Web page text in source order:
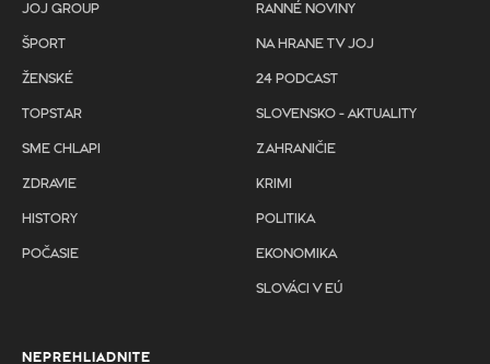
JOJ GROUP
ŠPORT
ŽENSKÉ
TOPSTAR
SME CHLAPI
ZDRAVIE
HISTORY
POČASIE
RANNÉ NOVINY
NA HRANE TV JOJ
24 PODCAST
SLOVENSKO - AKTUALITY
ZAHRANIČIE
KRIMI
POLITIKA
EKONOMIKA
SLOVÁCI V EÚ
NEPREHLIADNITE